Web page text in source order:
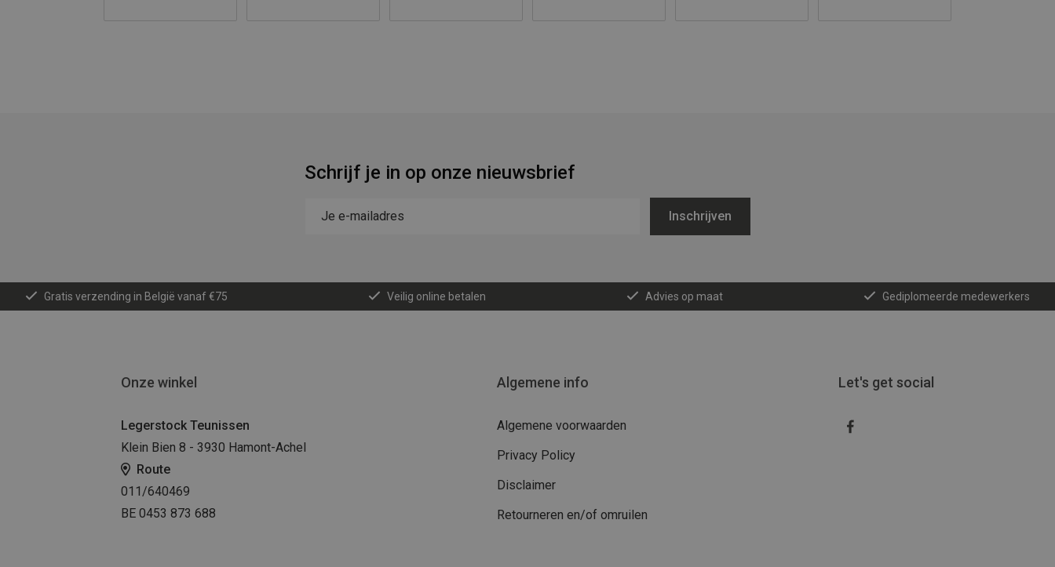
Schrijf je in op onze nieuwsbrief
Inschrijven
Gratis verzending in België vanaf €75 Veilig online betalen Advies op maat Gediplomeerde medewerkers
Onze winkel
Legerstock Teunissen
Klein Bien 8 - 3930 Hamont-Achel
Route
011/640469
BE 0453 873 688
Algemene info
Algemene voorwaarden
Privacy Policy
Disclaimer
Retourneren en/of omruilen
Let's get social